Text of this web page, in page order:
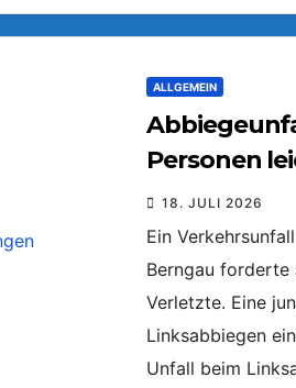
ALLGEMEIN
Personen
18. JULI 2026
Ein
Berngau
Verletzte. Eine
Linksabbiegen
Unfall beim